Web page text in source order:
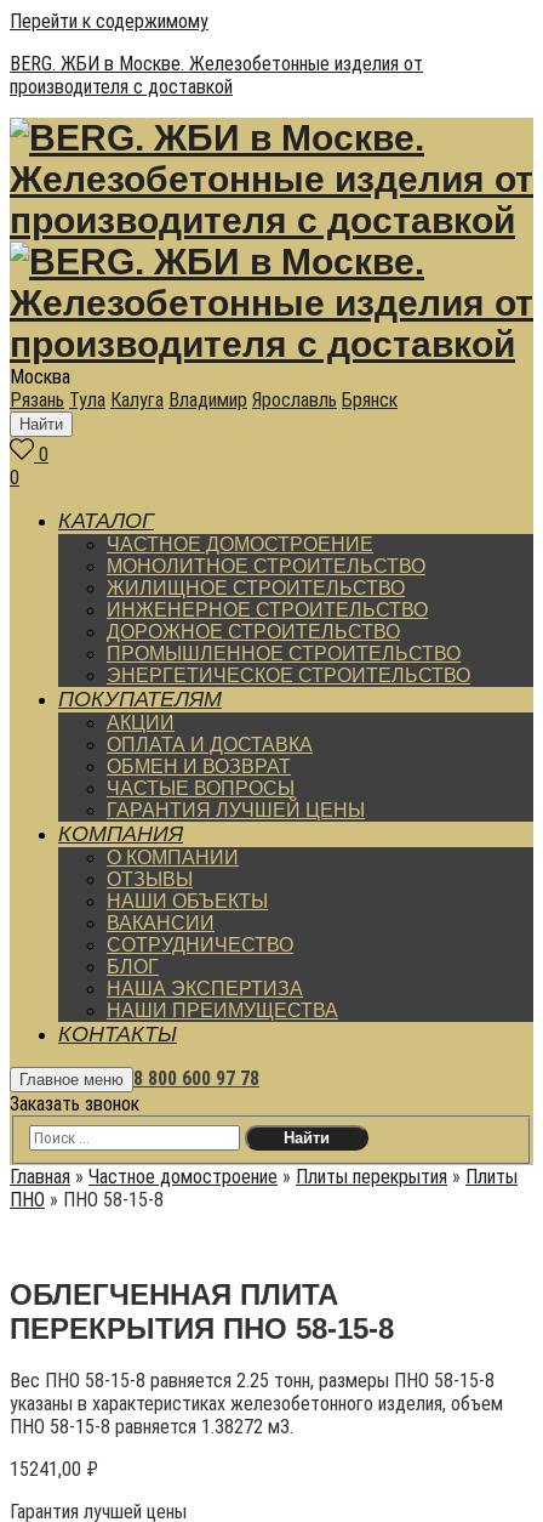
Перейти к содержимому
BERG. ЖБИ в Москве. Железобетонные изделия от
производителя с доставкой
Москва
Рязань Тула Калуга Владимир Ярославль Брянск
Найти
0
0
КАТАЛОГ
ЧАСТНОЕ ДОМОСТРОЕНИЕ
МОНОЛИТНОЕ СТРОИТЕЛЬСТВО
ЖИЛИЩНОЕ СТРОИТЕЛЬСТВО
ИНЖЕНЕРНОЕ СТРОИТЕЛЬСТВО
ДОРОЖНОЕ СТРОИТЕЛЬСТВО
ПРОМЫШЛЕННОЕ СТРОИТЕЛЬСТВО
ЭНЕРГЕТИЧЕСКОЕ СТРОИТЕЛЬСТВО
ПОКУПАТЕЛЯМ
АКЦИИ
ОПЛАТА И ДОСТАВКА
ОБМЕН И ВОЗВРАТ
ЧАСТЫЕ ВОПРОСЫ
ГАРАНТИЯ ЛУЧШЕЙ ЦЕНЫ
КОМПАНИЯ
О КОМПАНИИ
ОТЗЫВЫ
НАШИ ОБЪЕКТЫ
ВАКАНСИИ
СОТРУДНИЧЕСТВО
БЛОГ
НАША ЭКСПЕРТИЗА
НАШИ ПРЕИМУЩЕСТВА
КОНТАКТЫ
Главное меню 8 800 600 97 78
Заказать звонок
Главная » Частное домостроение » Плиты перекрытия » Плиты
ПНО » ПНО 58-15-8
ОБЛЕГЧЕННАЯ ПЛИТА
ПЕРЕКРЫТИЯ ПНО 58-15-8
Вес ПНО 58-15-8 равняется 2.25 тонн, размеры ПНО 58-15-8
указаны в характеристиках железобетонного изделия, объем
ПНО 58-15-8 равняется 1.38272 м3.
15241,00 ₽
Гарантия лучшей цены